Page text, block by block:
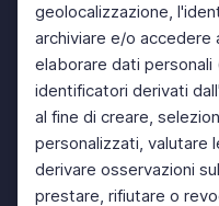
geolocalizzazione,
archiviare e/o accedere
elaborare dati personali
identificatori derivati
al fine di creare,
personalizzati, valutare
derivare osservazioni
prestare, rifiutare o